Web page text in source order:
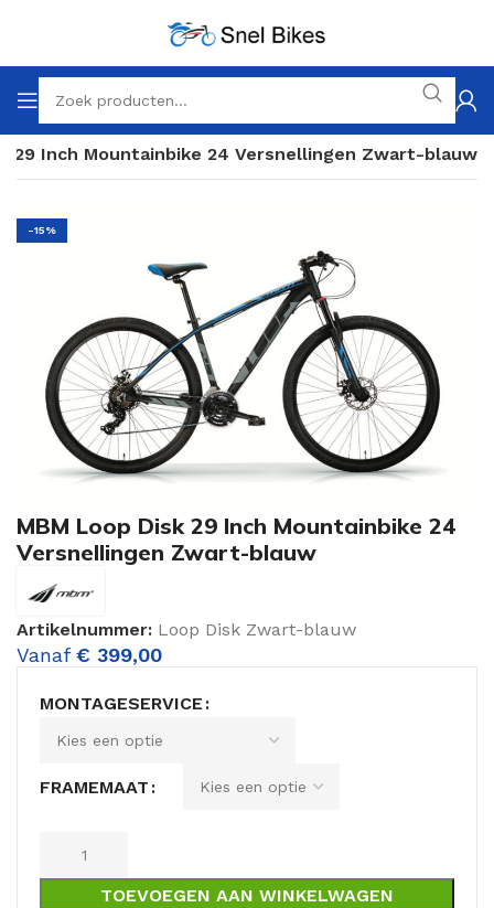
29 Inch Mountainbike 24 Versnellingen Zwart-blauw
-15%
MBM Loop Disk 29 Inch Mountainbike 24
Versnellingen Zwart-blauw
Artikelnummer: Loop Disk Zwart-blauw
Vanaf € 399,00
MONTAGESERVICE
FRAMEMAAT
TOEVOEGEN AAN WINKELWAGEN